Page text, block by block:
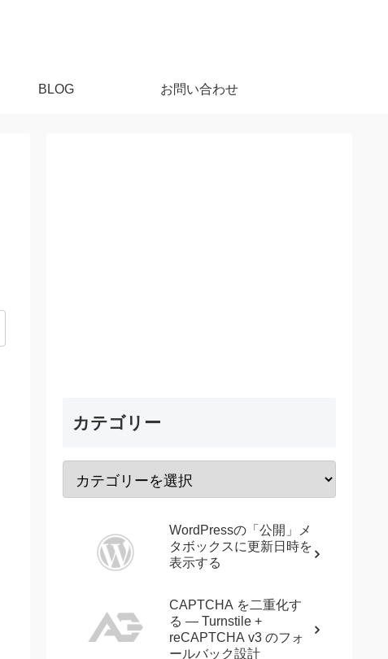
BLOG お問い合わせ
カテゴリー
WordPressの「公開」メ
タボックスに更新日時を
表示する
CAPTCHA を二重化す
る — Turnstile +
reCAPTCHA v3 のフォ
ールバック設計